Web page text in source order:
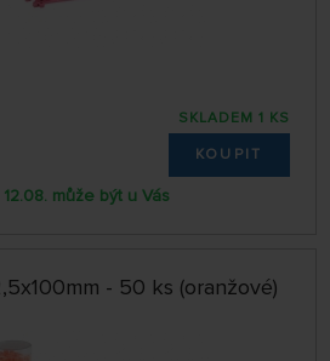
SKLADEM 1 KS
KOUPIT
může být u Vás
- 50 ks (oranžové)